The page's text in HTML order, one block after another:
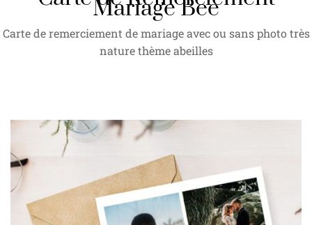
Mariage Bee
Carte de remerciement de mariage avec ou sans photo très
nature thème abeilles